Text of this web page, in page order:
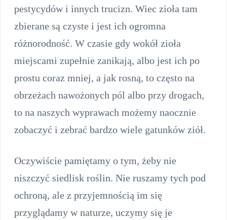
pestycydów i innych trucizn. Wiec zioła tam
zbierane są czyste i jest ich ogromna
różnorodność. W czasie gdy wokół zioła
miejscami zupełnie zanikają, albo jest ich po
prostu coraz mniej, a jak rosną, to często na
obrzeżach nawożonych pól albo przy drogach,
to na naszych wyprawach możemy naocznie
zobaczyć i zebrać bardzo wiele gatunków ziół.
Oczywiście pamiętamy o tym, żeby nie
niszczyć siedlisk roślin. Nie ruszamy tych pod
ochroną, ale z przyjemnością im się
przyglądamy w naturze, uczymy się je